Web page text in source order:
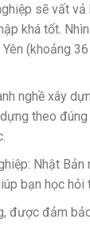
sẽ vất
khá tốt.
(khoảng
nghề xây
theo
Nhật
bạn học
được đảm